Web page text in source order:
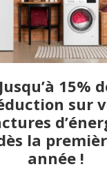
Jusqu’à 15%
sur
la
année !